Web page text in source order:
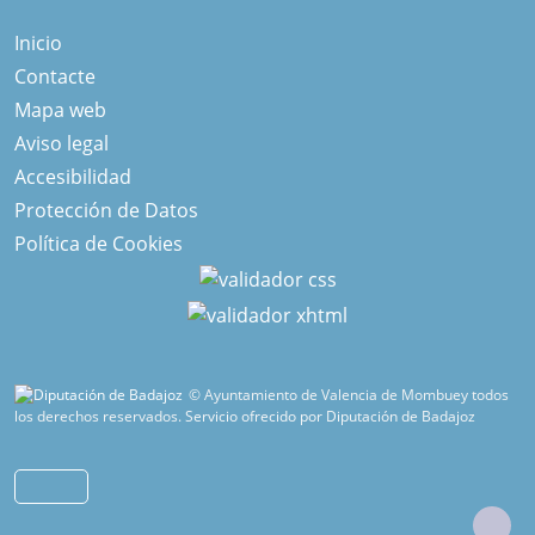
Inicio
Contacte
Mapa web
Aviso legal
Accesibilidad
Protección de Datos
Política de Cookies
© Ayuntamiento de Valencia de Mombuey todos
los derechos reservados.Servicio ofrecido por Diputación de Badajoz